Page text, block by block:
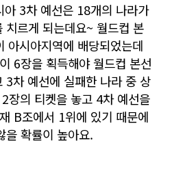
3차 예선은 18개의 나라가
치르게 되는데요~ 월드컵 본
아시아지역에 배당되었는데
6장을 획득해야 월드컵 본선
3차 예선에 실패한 나라 중 상
장의 티켓을 놓고 4차 예선을
B조에서 1위에 있기 때문에
을 확률이 높아요.